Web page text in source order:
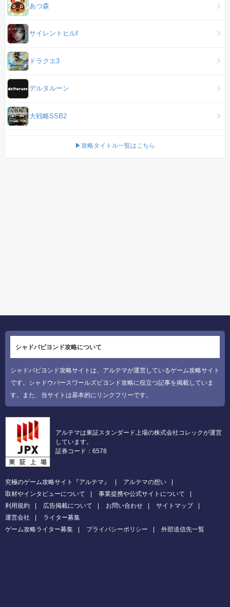
あつ森
サイレントヒルf
ドラクエ3
デルタルーン
大戦略SSB2
▶攻略タイトル一覧はこちら
シャドバビヨンド攻略について
シャドバビヨンド攻略サイトは、アルテマが運営しているゲーム攻略サイト
です。シャドウバースワールズビヨンド攻略に役立つ記事を掲載していま
す。また、当サイトは基本的にリンクフリーです。
アルテマは東証スタンダード上場の株式会社コレックが運営
しています。
証券コード：6578
究極のゲーム攻略サイト『アルテマ』
アルテマの想い
取材やインタビューについて
事業提携や公式サイトについて
利用規約
広告掲載について お問い合わせ
サイトマップ
運営会社
ライター募集
ゲーム攻略ライター募集
プライバシーポリシー 外部送信先一覧